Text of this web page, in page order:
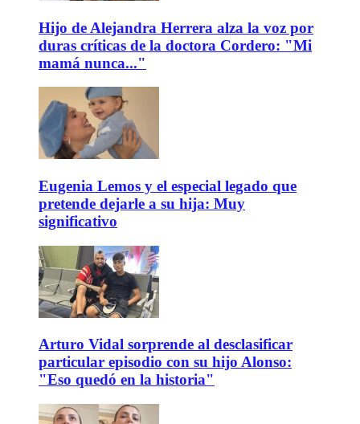
Hijo de Alejandra Herrera alza la voz por
duras críticas de la doctora Cordero: "Mi
mamá nunca..."
Eugenia Lemos y el especial legado que
pretende dejarle a su hija: Muy
significativo
Arturo Vidal sorprende al desclasificar
particular episodio con su hijo Alonso:
"Eso quedó en la historia"